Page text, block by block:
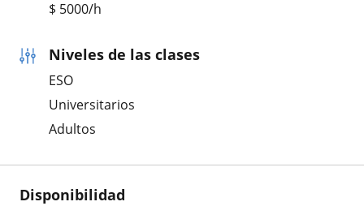
$ 5000/h
Niveles de las clases
ESO
Universitarios
Adultos
Disponibilidad